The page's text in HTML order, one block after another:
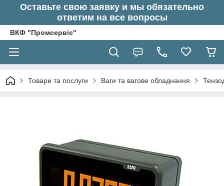
Оставьте свою заявку и мы обязательно
ответим на все вопросы
ВКФ "Промсервіс"
Товари та послуги Ваги та вагове обладнання